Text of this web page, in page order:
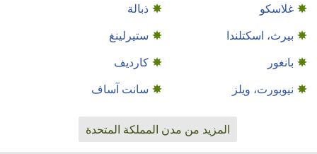
غلاسكو
ذبالة
بيرث، اسكتلندا
ستيرلينغ
بانغور
كارديف
نيوبورت، ويلز
سانت آساف
المزيد من مدن المملكة المتحدة